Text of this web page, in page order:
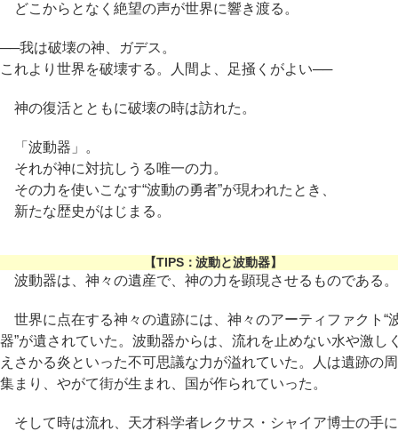
どこからとなく絶望の声が世界に響き渡る。
──我は破壊の神、ガデス。
これより世界を破壊する。人間よ、足掻くがよい──
神の復活とともに破壊の時は訪れた。
「波動器」。
それが神に対抗しうる唯一の力。
その力を使いこなす“波動の勇者”が現われたとき、
新たな歴史がはじまる。
【TIPS：波動と波動器】
波動器は、神々の遺産で、神の力を顕現させるものである。
世界に点在する神々の遺跡には、神々のアーティファクト“
器”が遺されていた。波動器からは、流れを止めない水や激し
えさかる炎といった不可思議な力が溢れていた。人は遺跡の
集まり、やがて街が生まれ、国が作られていった。
そして時は流れ、天才科学者レクサス・シャイア博士の手